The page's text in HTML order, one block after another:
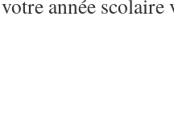
année scolaire